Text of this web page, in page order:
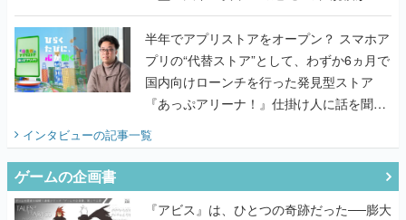
うこだわりをプロデューサーに聞いた
半年でアプリストアをオープン？ スマホア
プリの“代替ストア”として、わずか6ヵ月で
国内向けローンチを行った発見型ストア
『あっぷアリーナ！』仕掛け人に話を聞い
インタビューの記事一覧
ゲームの企画書
『アビス』は、ひとつの奇跡だった──膨大